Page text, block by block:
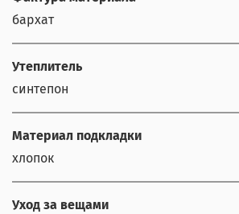
бархат
Утеплитель
синтепон
Материал подкладки
хлопок
Уход за вещами